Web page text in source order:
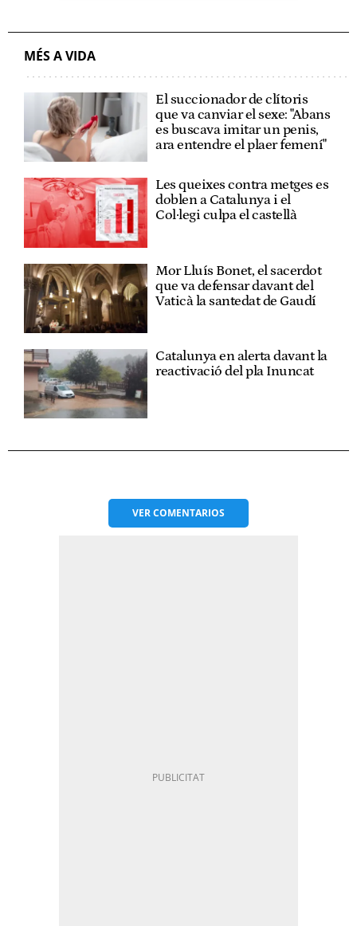
MÉS A VIDA
El succionador de clítoris
que va canviar el sexe: "Abans
es buscava imitar un penis,
ara entendre el plaer femení"
Les queixes contra metges es
doblen a Catalunya i el
Col·legi culpa el castellà
Mor Lluís Bonet, el sacerdot
que va defensar davant del
Vaticà la santedat de Gaudí
Catalunya en alerta davant la
reactivació del pla Inuncat
VERCOMENTARIOS